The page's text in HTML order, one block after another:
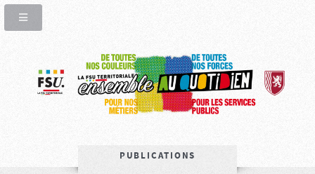
PUBLICATIONS